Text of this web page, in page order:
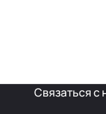
Связаться с